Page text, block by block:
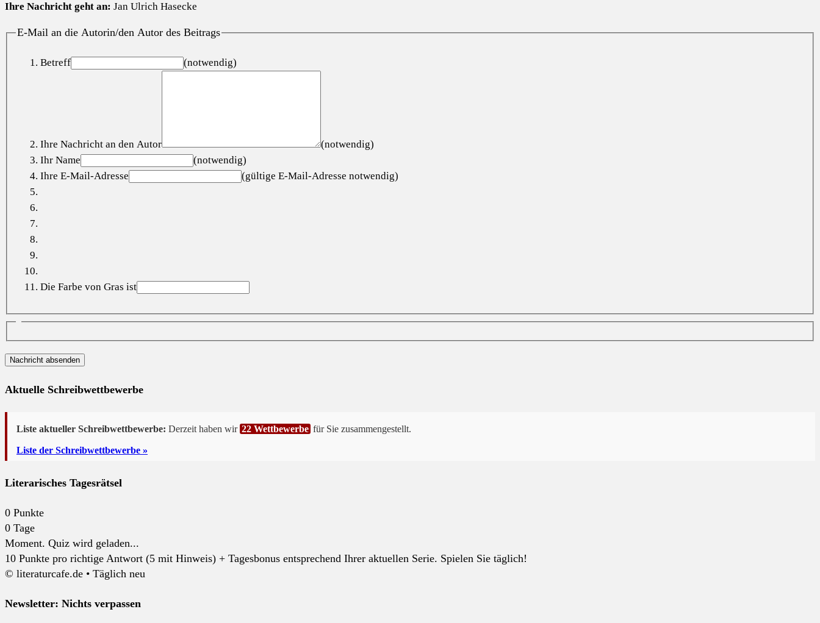
Ihre Nachricht geht an: Jan Ulrich Hasecke
E-Mail an die Autorin/den Autor des Beitrags
Betreff (notwendig)
Ihre Nachricht an den Autor
(notwendig)
Ihr Name
(notwendig)
Ihre E-Mail-Adresse
(gültige E-Mail-Adresse notwendig)
Die Farbe von Gras ist
Aktuelle Schreibwettbewerbe
Liste aktueller Schreibwettbewerbe: Derzeit haben wir 22 Wettbewerbe für Sie zusammengestellt.
Liste der Schreibwettbewerbe »
Literarisches Tagesrätsel
0 Punkte
0 Tage
Moment. Quiz wird geladen...
10 Punkte pro richtige Antwort (5 mit Hinweis) + Tagesbonus entsprechend Ihrer aktuellen Serie. Spielen Sie täglich!
© literaturcafe.de • Täglich neu
Newsletter: Nichts verpassen